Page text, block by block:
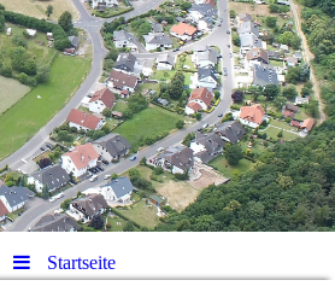
Startseite